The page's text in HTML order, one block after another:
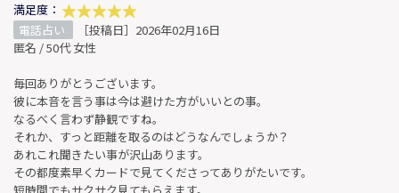
満足度：
電話占い
［投稿日］2026年02月16日
匿名 / 50代 女性
毎回ありがとうございます。
彼に本音を言う事は今は避けた方がいいとの事。
なるべく言わず静観ですね。
それか、すっと距離を取るのはどうなんでしょうか？
あれこれ聞きたい事が沢山あります。
その都度素早くカードで見てくださってありがたいです。